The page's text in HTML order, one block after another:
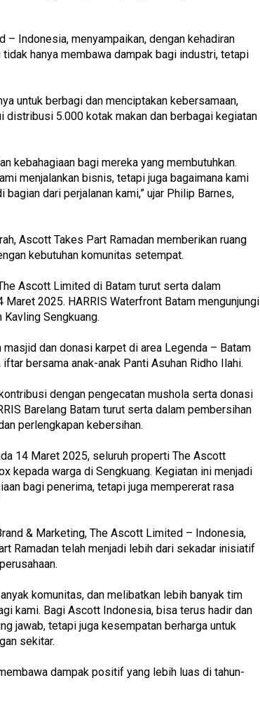
Indonesia, menyampaikan, dengan kehadiran
hanya membawa dampak bagi industri, tetapi
untuk berbagi dan menciptakan kebersamaan,
distribusi 5.000 kotak makan dan berbagai kegiatan
kebahagiaan bagi mereka yang membutuhkan.
menjalankan bisnis, tetapi juga bagaimana kami
dari perjalanan kami,” ujar Philip Barnes,
Ascott Takes Part Ramadan memberikan ruang
kebutuhan komunitas setempat.
Ascott Limited di Batam turut serta dalam
2025. HARRIS Waterfront Batam mengunjungi
Sengkuang.
dan donasi karpet di area Legenda – Batam
bersama anak-anak Panti Asuhan Ridho Ilahi.
dengan pengecatan mushola serta donasi
Barelang Batam turut serta dalam pembersihan
perlengkapan kebersihan.
14 Maret 2025, seluruh properti The Ascott
kepada warga di Sengkuang. Kegiatan ini menjadi
bagi penerima, tetapi juga mempererat rasa
& Marketing, The Ascott Limited – Indonesia,
Ramadan telah menjadi lebih dari sekadar inisiatif
komunitas, dan melibatkan lebih banyak tim
kami. Bagi Ascott Indonesia, bisa terus hadir dan
jawab, tetapi juga kesempatan berharga untuk
sekitar.
dampak positif yang lebih luas di tahun-